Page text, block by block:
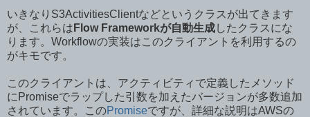
いきなりS3ActivitiesClientなどというクラスが出てきます
が、これらは Flow Frameworkが自動生成したクラスにな
ります。Workflowの実装はこのクライアントを利用するの
がキモです。
このクライアントは、アクティビティで定義したメソッド
にPromiseでラップした引数を加えたバージョンが多数追加
されています。このPromiseですが、詳細な説明はAWSの